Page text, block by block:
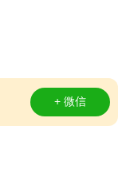
+ 微信